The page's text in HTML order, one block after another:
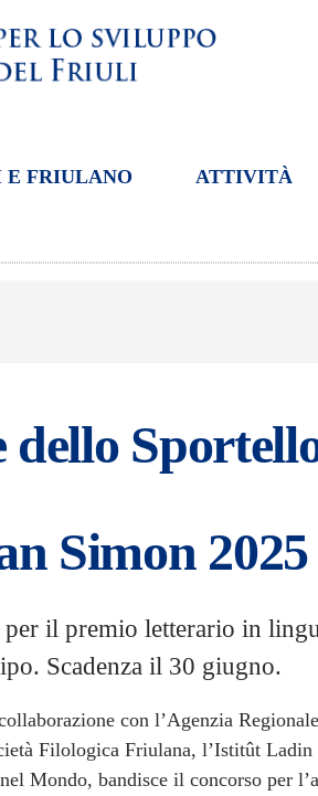
E FRIULANO ATTIVITÀ
dello
Simon
il premio letterario in
Scadenza il 30 giugno.
con l’Agenzia
Filologica Friulana, l’Istitût Ladin
Mondo, bandisce il concorso per